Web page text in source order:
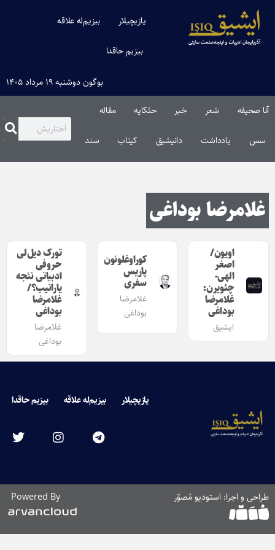
یازیچیلار بیزیم‌له علاقه
بیزیم حاقدا
بوگون دوشنبه ۱۹ مرداد ۱۴۰۵
آنا صحیفه شعر خبر حئکایه مقاله‌
سس یادداشت دانیشیق کیتاب سند
غلامرضا بوداغی
اویون/
اصغر
الهی-
چئویرن:
غلامرضا
بوداغی
ایشیق
کوراوغلونون
پاریس
سفری
غلامرضا
بوداغی
تورک دیل‌لی
حروفی
ادبیاتی نئجه
یارانیب؟/
غلامرضا
بوداغی
غلامرضا
بوداغی
یازیچیلار بیزیم‌له علاقه بیزیم حاقدا
طراحی و اجرا: استودیو مُصوّر Powered By